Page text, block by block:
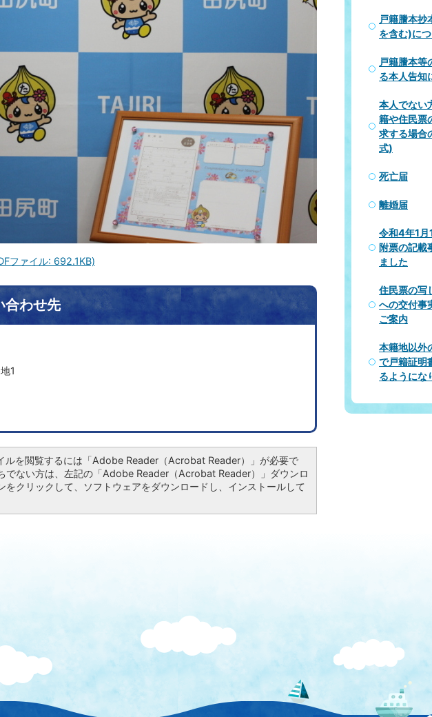
ファイル: 692.1KB)
合わせ先
1
ルを閲覧するには「Adobe Reader（Acrobat Reader）」が必要で
でない方は、左記の「Adobe Reader（Acrobat Reader）」ダウンロ
をクリックして、ソフトウェアをダウンロードし、インストールして
戸籍謄本抄
を含む)に
戸籍謄本等
る本人告知
本人でない
籍や住民票
求する場合
式)
死亡届
離婚届
令和4年1月
附票の記載
ました
住民票の写
への交付事
ご案内
本籍地以外
で戸籍証明
るようにな